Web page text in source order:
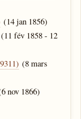
(14 jan 1856)
(11 fév 1858 - 12
(8 mars
nov 1866)